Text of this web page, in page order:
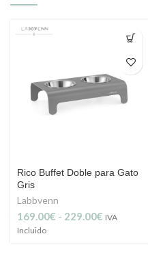
Rico Buffet Doble para Gato
Gris
Labbvenn
169.00€ - 229.00€ Rango
IVA
Incluido